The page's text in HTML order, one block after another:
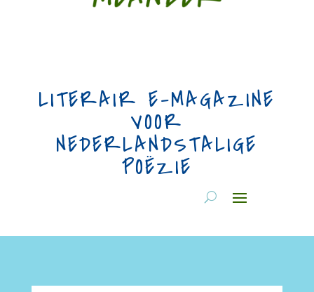
LITERAIR E-MAGAZINE
VOOR
NEDERLANDSTALIGE
POËZIE